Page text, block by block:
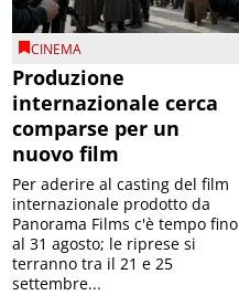
CINEMA
Produzione
internazionale cerca
comparse per un
nuovo film
Per aderire al casting del film
internazionale prodotto da
Panorama Films c'è tempo fino
al 31 agosto; le riprese si
terranno tra il 21 e 25
settembre...